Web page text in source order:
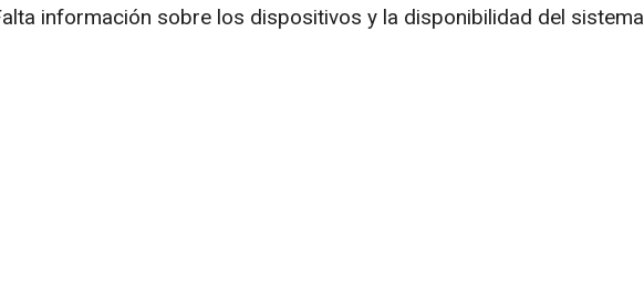
información sobre los dispositivos y la disponibilidad del sistema